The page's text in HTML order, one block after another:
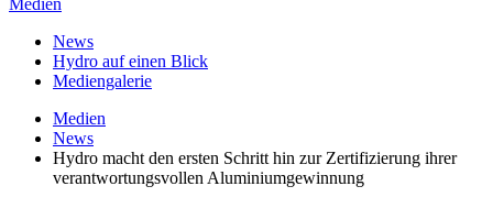
Medien
News
Hydro auf einen Blick
Mediengalerie
Medien
News
Hydro macht den ersten Schritt hin zur Zertifizierung ihrer
verantwortungsvollen Aluminiumgewinnung